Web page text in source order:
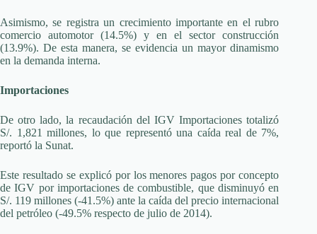
Asimismo, se registra un crecimiento importante en el rubro
comercio automotor (14.5%) y en el sector construcción
(13.9%). De esta manera, se evidencia un mayor dinamismo
en la demanda interna.
Importaciones
De otro lado, la recaudación del IGV Importaciones totalizó
S/. 1,821 millones, lo que representó una caída real de 7%,
reportó la Sunat.
Este resultado se explicó por los menores pagos por concepto
de IGV por importaciones de combustible, que disminuyó en
S/. 119 millones (-41.5%) ante la caída del precio internacional
del petróleo (-49.5% respecto de julio de 2014).